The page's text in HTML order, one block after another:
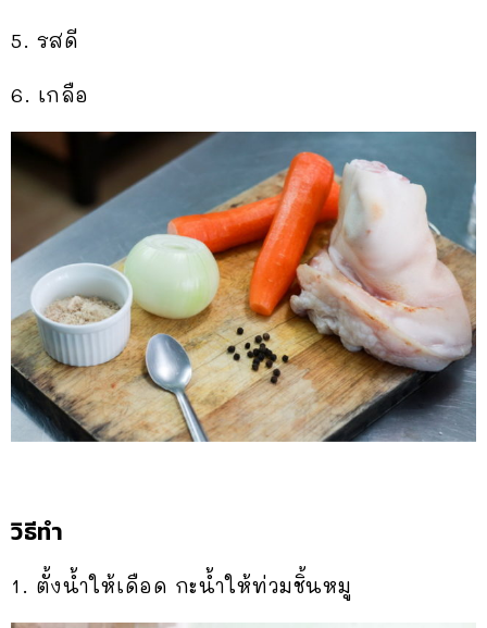
5. รสดี
6. เกลือ
วิธีทำ
1. ตั้งน้ำให้เดือด กะน้ำให้ท่วมชิ้นหมู